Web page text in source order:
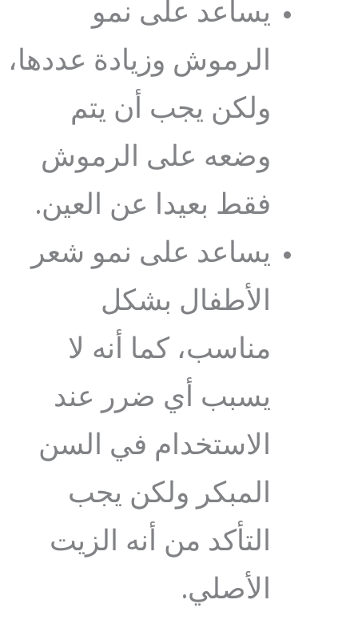
يساعد على نمو
الرموش وزيادة عددها،
ولكن يجب أن يتم
وضعه على الرموش
فقط بعيدا عن العين.
يساعد على نمو شعر
الأطفال بشكل
مناسب، كما أنه لا
يسبب أي ضرر عند
الاستخدام في السن
المبكر ولكن يجب
التأكد من أنه الزيت
الأصلي.